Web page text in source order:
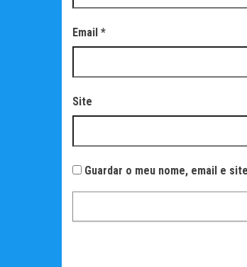
Email *
Site
Guardar o meu nome, email e